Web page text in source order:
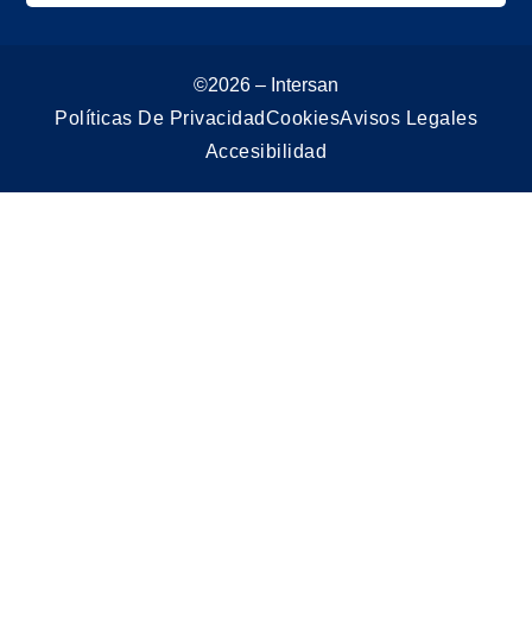
©2026 – Intersan
Políticas De PrivacidadCookiesAvisos Legales
Accesibilidad